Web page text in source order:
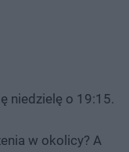
niedzielę o 19:15.
w okolicy? A